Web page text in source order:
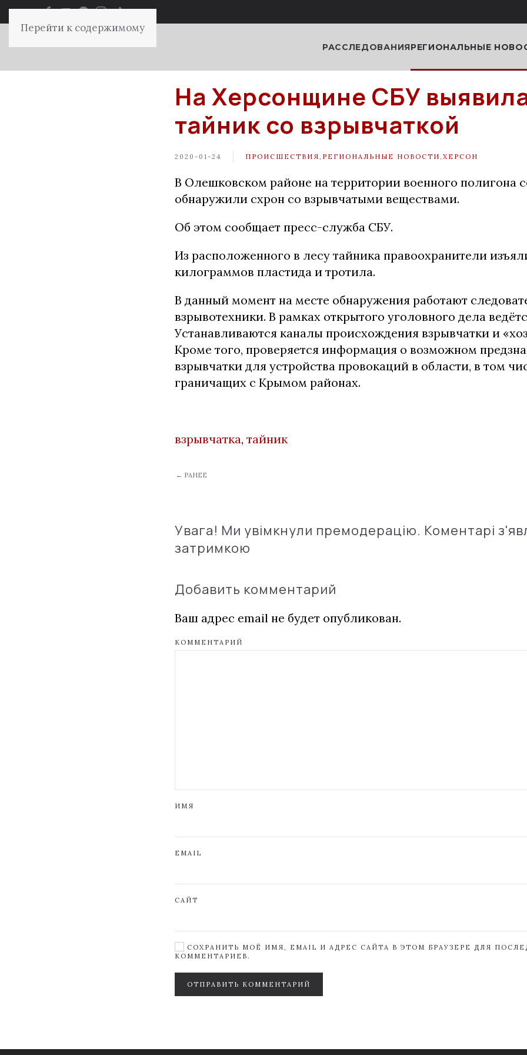
Перейти к содержимому
РАССЛЕДОВАНИЯРЕГИОНАЛЬНЫЕ
На Херсонщине СБУ
тайник со взрывчаткой
2020-01-24 ПРОИСШЕСТВИЯ РЕГИОНАЛЬНЫЕ НОВОСТИ ХЕРСОН
В Олешковском районе на территории военного полигона
обнаружили схрон со взрывчатыми веществами.
Об этом сообщает пресс-служба СБУ.
Из расположенного в лесу тайника правоохранители
килограммов пластида и тротила.
В данный момент на месте обнаружения работают
взрывотехники. В рамках открытого уголовного дела
Устанавливаются каналы происхождения взрывчатки и
Кроме того, проверяется информация о возможном
взрывчатки для устройства провокаций в области, в том
граничащих с Крымом районах.
взрывчатка, тайник
← РАНЕЕ
Увага! Ми увімкнули премодерацію. Коментарі
затримкою
Добавить комментарий
Ваш адрес email не будет опубликован.
КОММЕНТАРИЙ
ИМЯ
EMAIL
САЙТ
СОХРАНИТЬ МОЁ ИМЯ, EMAIL И АДРЕС САЙТА В ЭТОМ БРАУЗЕРЕ ДЛЯ
КОММЕНТАРИЕВ.
ОТПРАВИТЬ КОММЕНТАРИЙ